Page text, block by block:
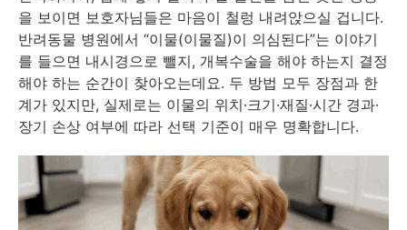
을 보이면 보호자님들은 마음이 철렁 내려앉으실 겁니다.
반려동물 병원에서 “이물(이물질)이 의심된다”는 이야기
를 들으면 내시경으로 뺄지, 개복수술을 해야 하는지 결정
해야 하는 순간이 찾아오는데요. 두 방법 모두 장점과 한
계가 있지만, 실제로는 이물의 위치·크기·재질·시간 경과·
장기 손상 여부에 따라 선택 기준이 매우 명확합니다.